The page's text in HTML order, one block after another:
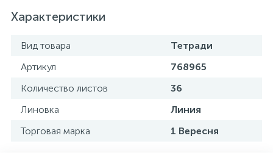
Характеристики
Вид товара
Тетради
Артикул
768965
Количество листов
36
Линовка
Линия
Торговая марка
1 Вересня